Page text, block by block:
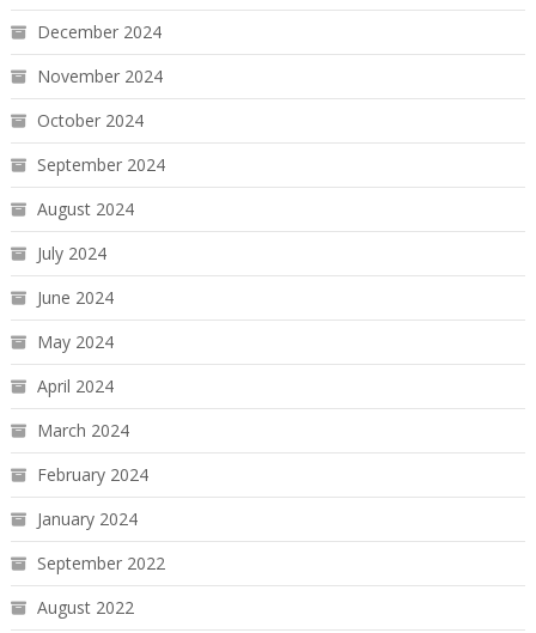
December 2024
November 2024
October 2024
September 2024
August 2024
July 2024
June 2024
May 2024
April 2024
March 2024
February 2024
January 2024
September 2022
August 2022